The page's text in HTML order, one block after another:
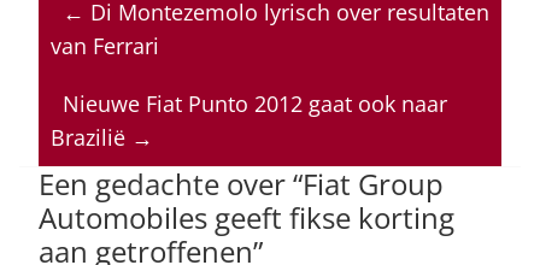
s
p
p
e
o
o
k
e
n
a
s
l
← Di Montezemolo lyrisch over resultaten
van Ferrari
Nieuwe Fiat Punto 2012 gaat ook naar
Brazilië →
Een gedachte over “Fiat Group
Automobiles geeft fikse korting
aan getroffenen”